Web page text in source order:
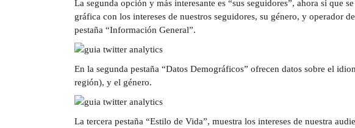
La segunda opción y más interesante es “sus seguidores”, ahora sí que
gráfica con los intereses de nuestros seguidores, su género, y operador
pestaña “Información General”.
En la segunda pestaña “Datos Demográficos” ofrecen datos sobre el
región), y el género.
La tercera pestaña “Estilo de Vida”, muestra los intereses de nuestra